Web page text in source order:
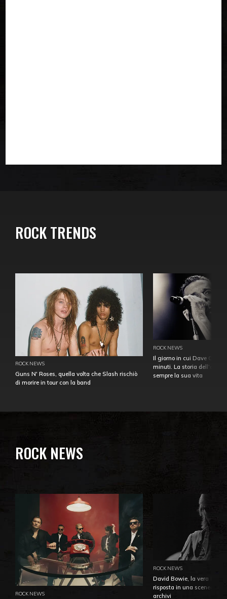
ROCK TRENDS
ROCK NEWS
Guns N' Roses, quella volta che Slash rischiò
di morire in tour con la band
ROCK NEWS
Il giorno in cui Dave
minuti. La storia
sempre la sua vita
ROCK NEWS
ROCK NEWS
ROCK NEWS
David Bowie, la vera
risposta in una
archivi